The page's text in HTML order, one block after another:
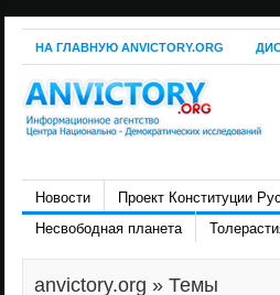
НА ГЛАВНУЮ ANVICTORY.ORG
Новости Проект Конституции
Несвободная планета
anvictory.org » Темы